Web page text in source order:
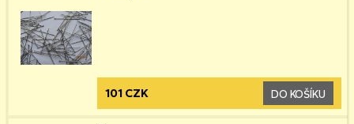
101 CZK DO KOŠÍKU